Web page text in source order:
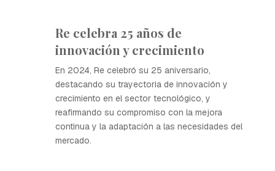
Re celebra 25 años de
innovación y crecimiento
En 2024, Re celebró su 25 aniversario,
destacando su trayectoria de innovación y
crecimiento en el sector tecnológico, y
reafirmando su compromiso con la mejora
continua y la adaptación a las necesidades del
mercado.